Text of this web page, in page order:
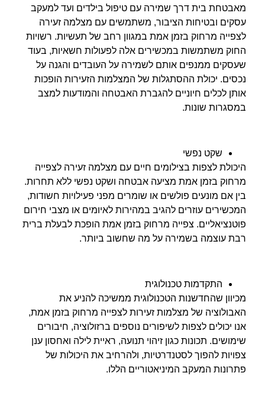
מאבטחת בית דרך שמירה עם טיפול בילדים ועד למעקב
עסקים ובטיחות הציבור, משתמשים עם מצלמה זעירה
לצפייה מרחוק בזמן אמת במגוון רחב של תעשיות. רשויות
החוק משתמשות במכשירים אלה לפעולות חשאיות, בעוד
שעסקים ממנפים אותם לשמירה על העובדים והגנה על
נכסים. יכולת ההסתגלות של המצלמות הזעירות הופכות
אותן לכלים חיוניים להגברת האבטחה והמודעות למצב
במסגרות שונות.
שקט נפשי
היכולת לצפות בצילומים חיים עם מצלמה זעירה לצפייה
מרחוק בזמן אמת מציעה אבטחה ושקט נפשי ללא תחרות.
בין אם מונעים פולשים או שומרים מפני פעילויות חשודות,
המכשירים עוזרים להגיב במהירות לאיומים או מצבי חירום
פוטנציאליים. צפייה מרחוק בזמן אמת הופכת לבעלת ברית
רבת עוצמה בשמירה על מה שחשוב ביותר.
התקדמות טכנולוגית
מכיוון שהחדשנות הטכנולוגית ממשיכה להניע את
האבולוציה של מצלמות זעירות לצפייה מרחוק בזמן אמת,
אנו יכולים לצפות לשיפורים נוספים ברזולוציה, חיבורים
שימושים. תכונות כגון זיהוי תנועה, ראיית לילה ואחסון ענן
צפויות להפוך לסטנדרטיות, ולהרחיב את היכולות של
פתרונות המעקב המיניאטוריים הללו.